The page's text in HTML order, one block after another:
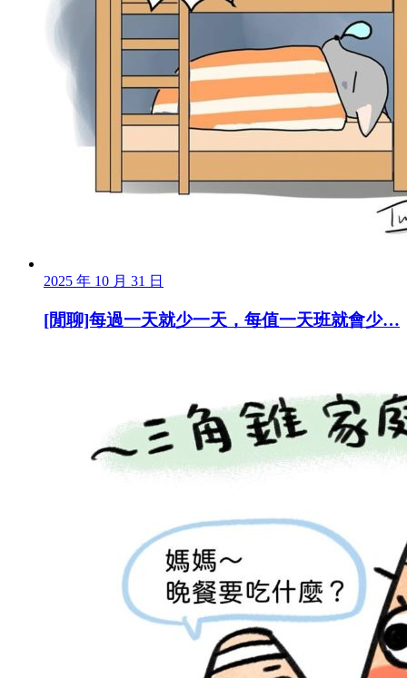
2025 年 10 月 31 日
[閒聊]每過一天就少一天，每值一天班就會少…